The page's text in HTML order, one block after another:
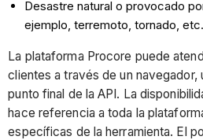
Desastre natural o provocado
ejemplo, terremoto, tornado,
La plataforma Procore puede
clientes a través de un navegador,
punto final de la API. La
hace referencia a toda la
específicas de la herramienta. El